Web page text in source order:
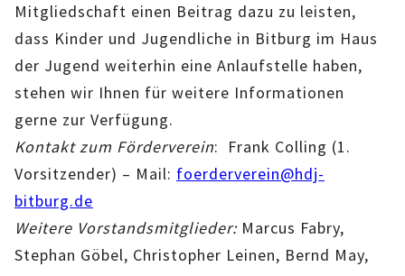
VERHALTENSKODEX FÜR HAUPTAMTLICHE
VERPFLICHTUNGSERKLÄRUNG UND
BESCHWERDEMÖGLICHKEITEN
PRÄVENTION IM BISTUM TRIER
KONTAKT
Mitgliedschaft einen Beitrag dazu zu leisten,
dass Kinder und Jugendliche in Bitburg im Haus
der Jugend weiterhin eine Anlaufstelle haben,
stehen wir Ihnen für weitere Informationen
gerne zur Verfügung.
Kontakt zum Förderverein: Frank Colling (1.
Vorsitzender) – Mail: foerderverein@hdj-
bitburg.de
Weitere Vorstandsmitglieder:Marcus Fabry,
Stephan Göbel, Christopher Leinen, Bernd May,